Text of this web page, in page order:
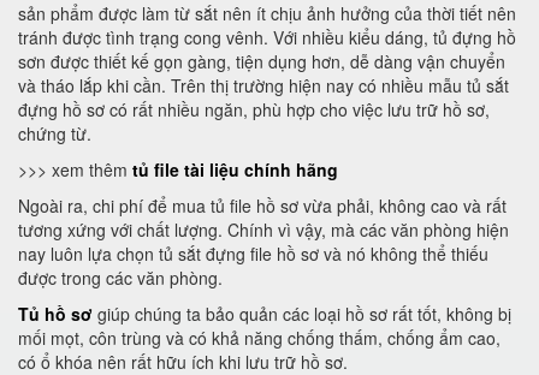
sản phẩm được làm từ sắt nên ít chịu ảnh hưởng của thời tiết nên
tránh được tình trạng cong vênh. Với nhiều kiểu dáng, tủ đựng hồ
sơn được thiết kế gọn gàng, tiện dụng hơn, dễ dàng vận chuyển
và tháo lắp khi cần. Trên thị trường hiện nay có nhiều mẫu tủ sắt
đựng hồ sơ có rất nhiều ngăn, phù hợp cho việc lưu trữ hồ sơ,
chứng từ.
>>> xem thêm tủ file tài liệu chính hãng
Ngoài ra, chi phí để mua tủ file hồ sơ vừa phải, không cao và rất
tương xứng với chất lượng. Chính vì vậy, mà các văn phòng hiện
nay luôn lựa chọn tủ sắt đựng file hồ sơ và nó không thể thiếu
được trong các văn phòng.
Tủ hồ sơ giúp chúng ta bảo quản các loại hồ sơ rất tốt, không bị
mối mọt, côn trùng và có khả năng chống thấm, chống ẩm cao,
có ổ khóa nên rất hữu ích khi lưu trữ hồ sơ.